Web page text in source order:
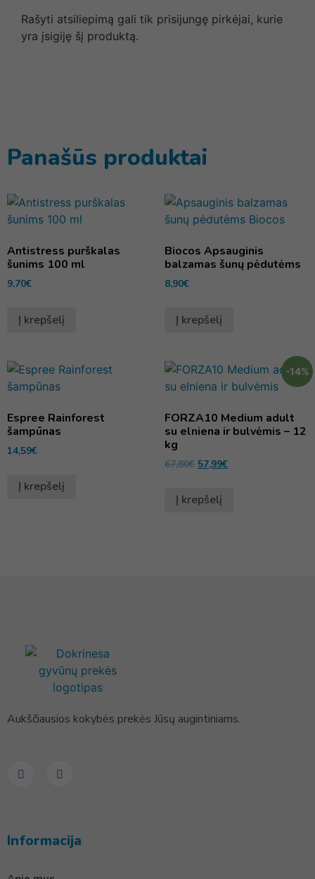
Rašyti atsiliepimą gali tik prisijungę pirkėjai, kurie
yra įsigiję šį produktą.
Panašūs produktai
Antistress purškalas
šunims 100 ml
9,70€
Į krepšelį
Biocos Apsauginis
balzamas šunų pėdutėms
8,90€
Į krepšelį
Espree Rainforest
šampūnas
14,59€
Į krepšelį
-14%
FORZA10 Medium adult
su elniena ir bulvėmis – 12
kg
67,80€ 57,99€
Į krepšelį
Aukščiausios kokybės prekės Jūsų augintiniams.
Informacija